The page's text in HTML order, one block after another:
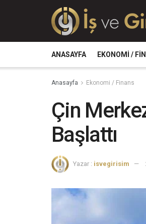
ANASAYFA EKONOMI /
Anasayfa Ekonomi / Finans
Çin
Başlattı
Yazar : isvegirisim